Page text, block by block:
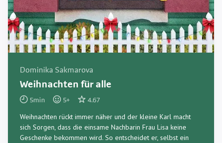
Dominika Sakmarova
Weihnachten für alle
5min 5+ 4.67
Weihnachten rückt immer näher und der kleine Karl macht
sich Sorgen, dass die einsame Nachbarin Frau Lisa keine
Geschenke bekommen wird. So entscheidet er, selbst ein